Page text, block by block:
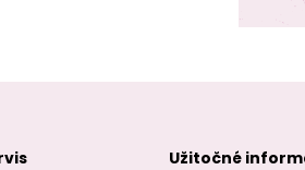
Užitočné